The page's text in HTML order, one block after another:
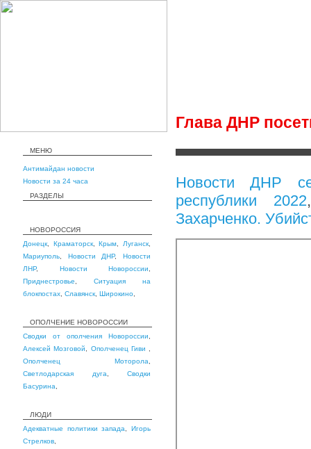
Глава ДНР
МЕНЮ
Антимайдан новости
Новости за 24 часа
РАЗДЕЛЫ
НОВОРОССИЯ
Донецк
Краматорск,Крым Луганск
Мариуполь
Новости ДНР,Новости
ЛНР, Новости Новороссии
Приднестровье
Ситуация на
блокпостах Славянск Широкино
ОПОЛЧЕНИЕ НОВОРОССИИ
Сводки от ополчения Новороссии
Алексей Мозговой
Ополченец Гиви
Ополченец Моторола
Светлодарская дуга
Сводки
Басурина
ЛЮДИ
Адекватные политики запада
,Игорь
Стрелков
Новости ДНР
республики 2022
Захарченко.